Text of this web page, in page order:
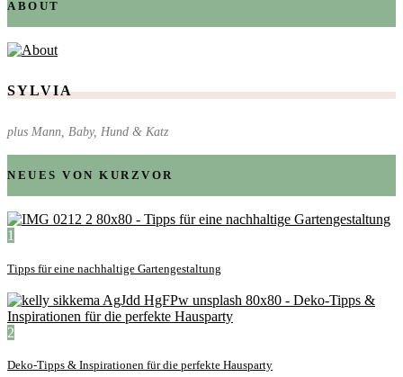
ABOUT
SYLVIA
plus Mann, Baby, Hund & Katz
NEUES VON KURZVOR
1
Tipps für eine nachhaltige Gartengestaltung
2
Deko-Tipps & Inspirationen für die perfekte Hausparty